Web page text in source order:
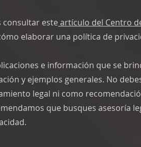
consultar este artículo del Centro
elaborar una política de
e información que se
y ejemplos generales. No
legal ni como
que busques asesoría